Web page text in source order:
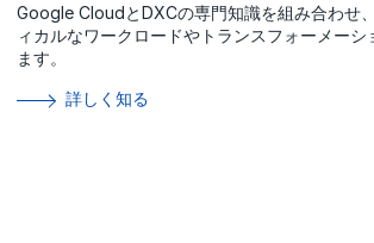
Google CloudとDXCの専門知識を組み合わせ
ィカルなワークロードやトランスフォーメーシ
ます。
詳しく知る